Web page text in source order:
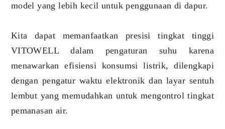
model yang lebih kecil untuk penggunaan di dapur.
Kita dapat memanfaatkan presisi tingkat tinggi
VITOWELL dalam pengaturan suhu karena
menawarkan efisiensi konsumsi listrik, dilengkapi
dengan pengatur waktu elektronik dan layar sentuh
lembut yang memudahkan untuk mengontrol tingkat
pemanasan air.